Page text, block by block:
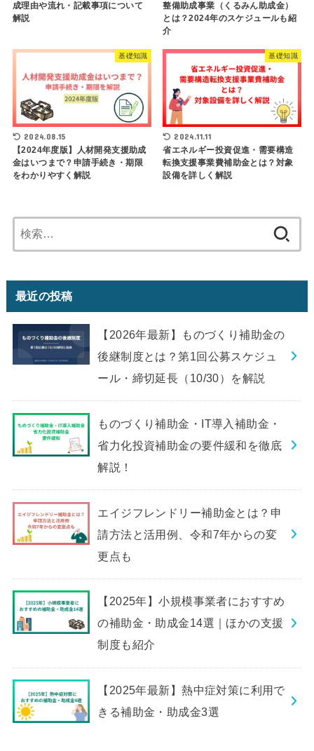
成理由や流れ・記載事項について
解説
整備助成事業（くるみん助成金）
とは？2024年のスケジュールも紹
介
基礎知識
2024.08.15
【2024年度版】人材開発支援助成
金はいつまで？申請手続き・期限
をわかりやすく解説
基礎知識
2024.11.11
省エネルギー投資促進・需要構造
転換支援事業費補助金とは？対象
設備を詳しく解説
索:
最近の投稿
【2026年最新】ものづくり補助金の
後継制度とは？第1回公募スケジュ
ール・締切延長（10/30）を解説
ものづくり補助金・IT導入補助金・
省力化投資補助金の要件緩和を徹底
解説！
エイジフレンドリー補助金とは？申
請方法と活用例、令和7年からの変
更点も
【2025年】小規模事業者におすすめ
の補助金・助成金14選｜ほかの支援
制度も紹介
【2025年最新】熱中症対策に利用で
きる補助金・助成金3選